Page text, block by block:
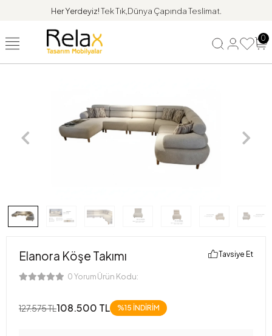
Her Yerdeyiz!Tek Tık,Dünya Çapında Teslimat.
0
Elanora Köşe Takımı
0 Yorum Ürün Kodu:
Tavsiye Et
127.575 TL108.500 TL %15 İNDİRİM